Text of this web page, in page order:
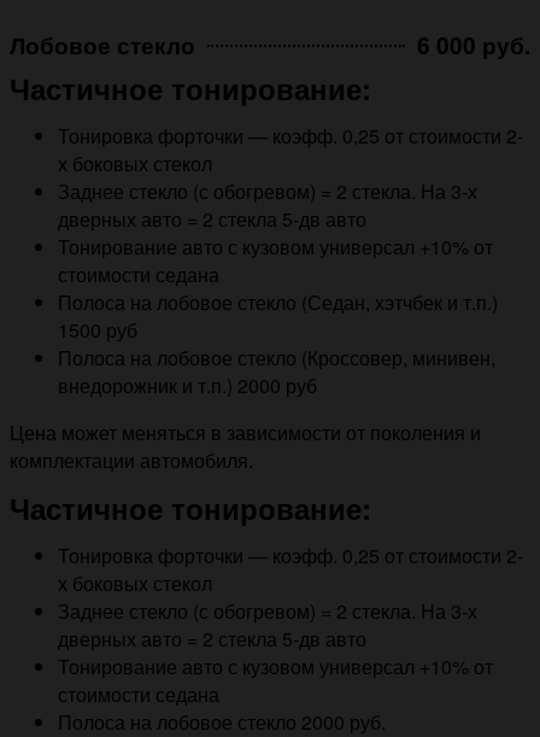
Лобовое стекло 6 000 руб.
Частичное тонирование:
Тонировка форточки — коэфф. 0,25 от стоимости 2-
х боковых стекол
Заднее стекло (с обогревом) = 2 стекла. На 3-х
дверных авто = 2 стекла 5-дв авто
Тонирование авто с кузовом универсал +10% от
стоимости седана
Полоса на лобовое стекло (Седан, хэтчбек и т.п.)
1500 руб
Полоса на лобовое стекло (Кроссовер, минивен,
внедорожник и т.п.) 2000 руб
Цена может меняться в зависимости от поколения и
комплектации автомобиля.
Частичное тонирование:
Тонировка форточки — коэфф. 0,25 от стоимости 2-
х боковых стекол
Заднее стекло (с обогревом) = 2 стекла. На 3-х
дверных авто = 2 стекла 5-дв авто
Тонирование авто с кузовом универсал +10% от
стоимости седана
Полоса на лобовое стекло 2000 руб.